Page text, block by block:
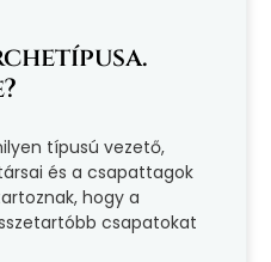
típusú vezető,
és a csapattagok
hogy a
csapatokat